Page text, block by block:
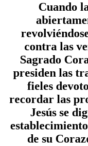
Cuando
contra las
Sagrado
presiden las
fieles
recordar las
Jesús se
de su